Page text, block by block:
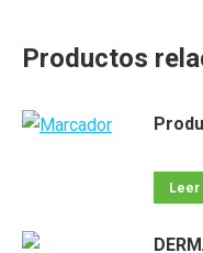
Productos
Leer